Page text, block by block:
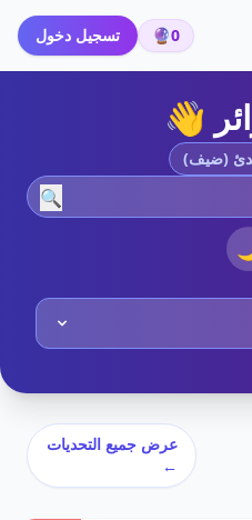
0
🔮 تسجيل دخول
👋
(ضيف)
🔍
عرض جميع التحديات
←